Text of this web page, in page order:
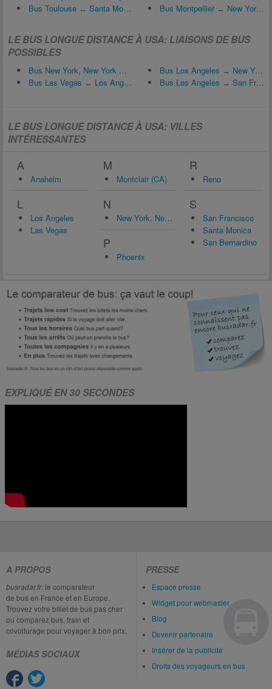
Bus Toulouse ↔ Santa Monica
Bus Montpellier ↔ New York, New York
LE BUS LONGUE DISTANCE À USA: LIAISONS DE BUS
POSSIBLES
Bus New York, New York ↔ San Francisco
Bus Las Vegas ↔ Los Angeles
Bus Los Angeles ↔ New York, New York
Bus Los Angeles ↔ San Francisco
LE BUS LONGUE DISTANCE À USA: VILLES
INTÉRESSANTES
A
Anaheim
L
Los Angeles
Las Vegas
M
Montclair (CA)
N
New York, New York
P
Phoenix
R
Reno
S
San Francisco
Santa Monica
San Bernardino
EXPLIQUÉ EN 30 SECONDES
A PROPOS
busradar.fr: le comparateur
de bus en France et en Europe.
Trouvez votre billet de bus pas cher
ou comparez bus, train et
covoiturage pour voyager à bon prix.
MÉDIAS SOCIAUX
PRESSE
Espace presse
Widget pour webmaster
Blog
Devenir partenaire
Insérer de la publicité
Droits des voyageurs en bus